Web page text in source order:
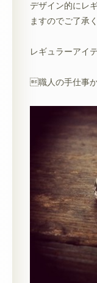
デザイン的にレ
ますのでご了承
レギュラーアイ
職人の手仕事